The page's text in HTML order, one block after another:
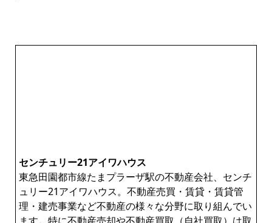
ン
ラ
イ
センチュリー21アイワハウス
東急田園都市線たまプラーザ駅の不動産会社、センチ
ュリー21アイワハウス。不動産売買・賃貸・賃貸管
理・建売事業など不動産の様々な分野に取り組んでい
ます。特に不動産売却や不動産買取（自社買取）は取